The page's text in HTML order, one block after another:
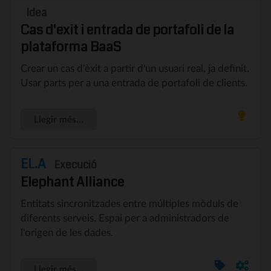
Cas d'exit i entrada de portafoli de la
plataforma BaaS
Crear un cas d'èxit a partir d'un usuari real, ja definit.
Usar parts per a una entrada de portafoli de clients.
EL.A
Elephant Alliance
Entitats sincronitzades entre múltiples mòduls de
diferents serveis. Espai per a administradors de
l'origen de les dades.